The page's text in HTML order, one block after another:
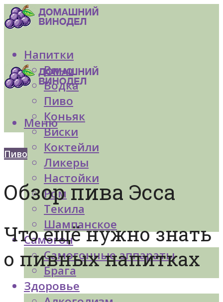
Напитки
Вино
Водка
Пиво
Коньяк
Виски
Коктейли
Ликеры
Настойки
Ром
Текила
Шампанское
Самогон
Самогонные аппараты
Брага
Здоровье
Меню
Пиво
Обзор пива Эсса
Что ещё нужно знать
о пивных напитках